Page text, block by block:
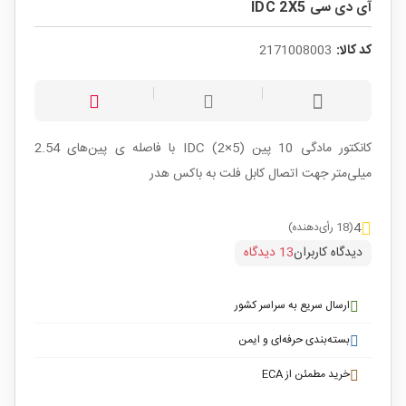
آی دی سی IDC 2X5
کد کالا: 2171008003
کانکتور مادگی 10 پین IDC (2×5) با فاصله ی پین‌های 2.54
میلی‌متر جهت اتصال کابل فلت به باکس هدر
4(18 رأی‌دهنده)
دیدگاه کاربران13 دیدگاه
ارسال سریع به سراسر کشور
بسته‌بندی حرفه‌ای و ایمن
خرید مطمئن از ECA